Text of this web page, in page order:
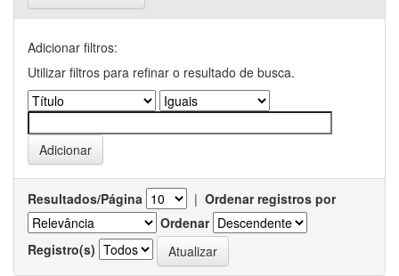
Adicionar filtros:
Utilizar filtros para refinar o resultado de busca.
Resultados/Página | Ordenar registros por
Ordenar
Registro(s)